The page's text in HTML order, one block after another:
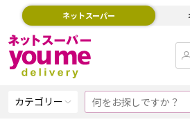
ネットスーパー
カテゴリー